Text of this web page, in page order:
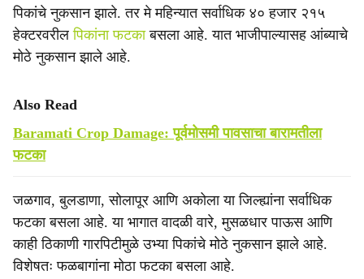
पिकांचे नुकसान झाले. तर मे महिन्यात सर्वाधिक ४० हजार २१५
हेक्टरवरीलपिकांना फटकाबसला आहे. यात भाजीपाल्यासह आंब्याचे
मोठे नुकसान झाले आहे.
Also Read
Baramati Crop Damage: पूर्वमोसमी पावसाचा बारामतीला
फटका
जळगाव, बुलडाणा, सोलापूर आणि अकोला या जिल्ह्यांना सर्वाधिक
फटका बसला आहे. या भागात वादळी वारे, मुसळधार पाऊस आणि
काही ठिकाणी गारपिटीमुळे उभ्या पिकांचे मोठे नुकसान झाले आहे.
विशेषतः फळबागांना मोठा फटका बसला आहे.